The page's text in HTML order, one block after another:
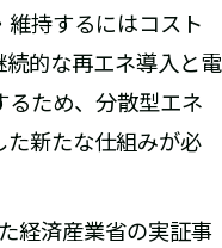
持するにはコスト
的な再エネ導入と電
ため、分散型エネ
新たな仕組みが必
経済産業省の実証事